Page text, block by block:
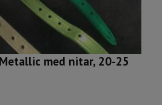
med nitar, 20-25